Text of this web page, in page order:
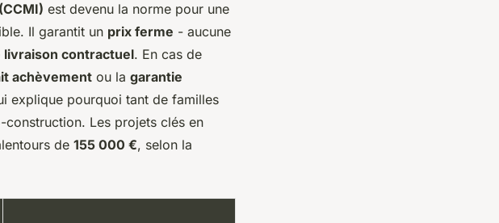
est devenu la norme pour une
Il garantit un prix ferme - aucune
livraison contractuel. En cas de
achèvement ou la garantie
explique pourquoi tant de familles
Les projets clés en
de 155 000 €, selon la